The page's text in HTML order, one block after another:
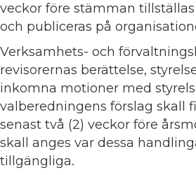
veckor före stämman
och publiceras på
Verksamhets- och
revisorernas berättelse,
inkomna motioner med
valberedningens förslag skall
senast två (2) veckor före
skall anges var dessa
tillgängliga.